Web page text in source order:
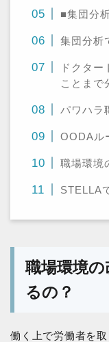
■集団分
集団分析
ドクタ
ことまで
パワハラ
OODAル
職場環境
STELLA
職場環境
るの？
働く上で労働者を